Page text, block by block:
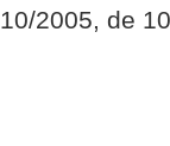
10/2005, de